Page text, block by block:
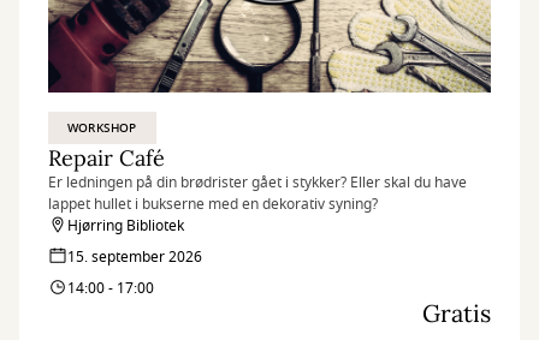
WORKSHOP
Repair Café
Er ledningen på din brødrister gået i stykker? Eller skal du have
lappet hullet i bukserne med en dekorativ syning?
Hjørring Bibliotek
15. september 2026
14:00 - 17:00
Gratis